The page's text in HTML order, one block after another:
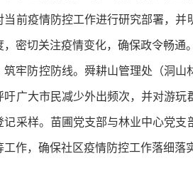
当前疫情防控工作进行研究部署，
，密切关注疫情变化，确保政令畅通
筑牢防控防线。舜耕山管理处（洞
吁广大市民减少外出频次，并对游
记采样。苗圃党支部与林业中心党
工作，确保社区疫情防控工作落细落